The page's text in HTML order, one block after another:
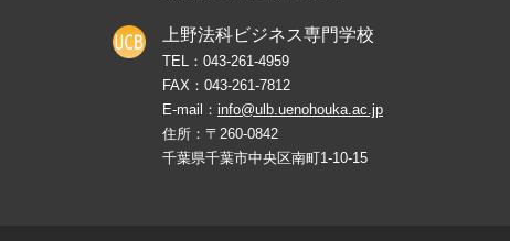
上野法科ビジネス専門学校
TEL： 043-261-4959
FAX： 043-261-7812
E-mail： info@ulb.uenohouka.ac.jp
住所：〒260-0842
千葉県千葉市中央区南町1-10-15